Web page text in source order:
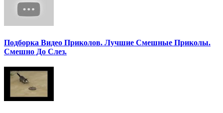
Подборка Видео Приколов. Лучшие Смешные Приколы.
Смешно До Слез.